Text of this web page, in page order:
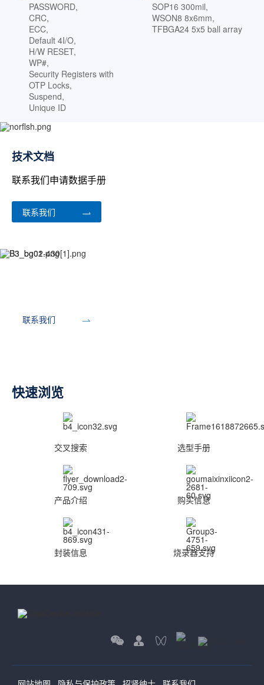
PASSWORD,
CRC,
ECC,
Default 4I/O,
H/W RESET,
WP#,
Security Registers with
OTP Locks,
Suspend,
Unique ID
SOP16 300mil,
WSON8 8x6mm,
TFBGA24 5x5 ball array
技术文档
联系我们申请数据手册
联系我们
联系我们
快速浏览
交叉搜索 选型手册
产品介绍 购买信息
封装信息 烧录器支持